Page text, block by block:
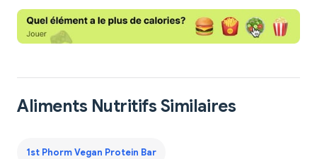
Aliments Nutritifs Similaires
1st Phorm Vegan Protein Bar